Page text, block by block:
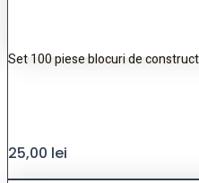
Set 100 piese blocuri de
25,00 lei